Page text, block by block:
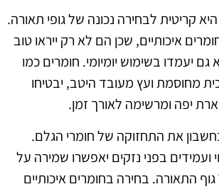
קריטית לבחירה נכונה של גופי תאורה.
איכותיים, שכן הם לא רק ייראו טוב
גם יעמדו בשימוש יומיומי. חומרים כמו
מחוסמת ועץ מעובד היטב, יבטיחו
יפה ומרשימה לאורך זמן.
את התחזוקה של חומרי הגלם.
ועמידים בפני נזקים יאפשרו שמירה על
התאורה. בחירה בחומרים איכותיים